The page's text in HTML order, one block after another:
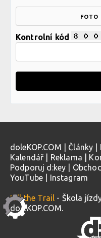
FOTO
Kontrolní kód
doleKOP.COM Články
Kalendář
Reklama
Podporuj d:key
YouTube
Instagram
Kill the Trail - Škola
doleKOP.COM.